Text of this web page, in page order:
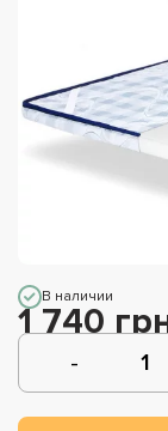
В наличии
1 740